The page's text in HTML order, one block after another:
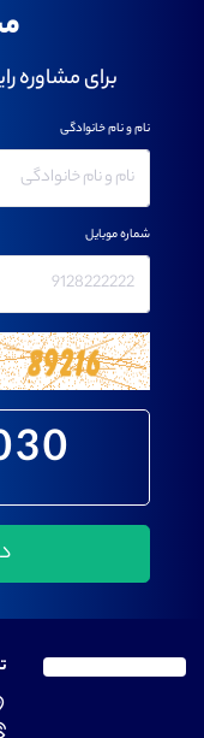
برای مشاوره
نام و نام خانوادگی
شماره موبایل